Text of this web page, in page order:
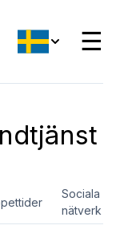
☰
Sociala
nätverk